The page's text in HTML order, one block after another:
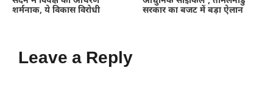
शर्मनाक, ये विकास विरोधी
सरकार का बजट में बड़ा ऐलान
Leave a Reply